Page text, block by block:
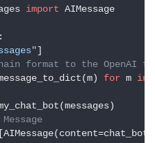
import AIMessage
]
format to the OpenAI
for m in